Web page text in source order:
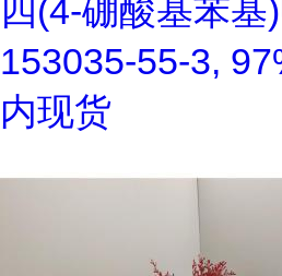
四(4-硼酸基苯基
153035-55-3,
内现货